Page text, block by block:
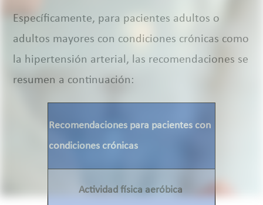
Específicamente, para pacientes adultos o
adultos mayores con condiciones crónicas como
la hipertensión arterial, las recomendaciones se
resumen a continuación:
Recomendaciones para pacientes con
condiciones crónicas
Actividad física aeróbica